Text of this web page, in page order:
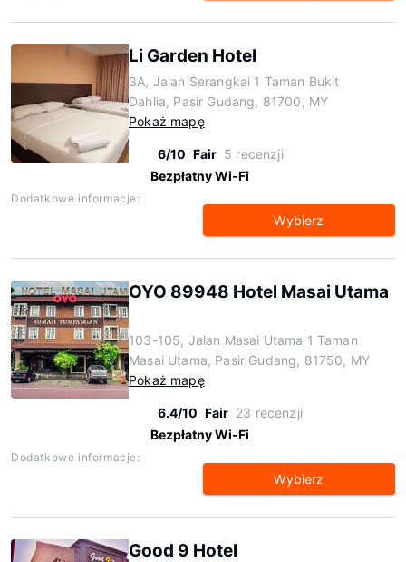
Li Garden Hotel
3A, Jalan Serangkai 1 Taman Bukit
Dahlia, Pasir Gudang, 81700, MY
Pokaż mapę
6/10 Fair 5 recenzji
Bezpłatny Wi-Fi
Dodatkowe informacje:
Wybierz
OYO 89948 Hotel Masai Utama
103-105, Jalan Masai Utama 1 Taman
Masai Utama, Pasir Gudang, 81750, MY
Pokaż mapę
6.4/10 Fair 23 recenzji
Bezpłatny Wi-Fi
Dodatkowe informacje:
Wybierz
Good 9 Hotel